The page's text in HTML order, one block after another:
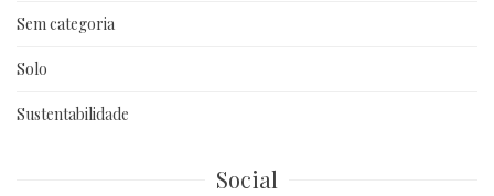
Sem categoria
Solo
Sustentabilidade
Social